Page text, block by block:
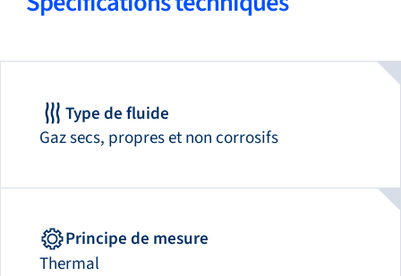
Type de fluide
Gaz secs, propres et non corrosifs
Principe de mesure
Thermal